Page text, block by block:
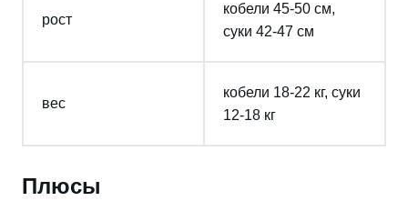
рост
кобели 45-50 см,
суки 42-47 см
вес
кобели 18-22 кг, суки
12-18 кг
Плюсы